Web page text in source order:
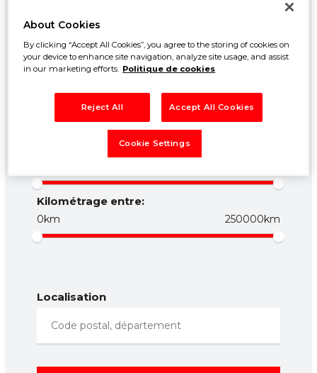
Prix entre:
50000€
Kilométrage entre:
0km 250000km
Localisation
About Cookies
By clicking “Accept All Cookies”, you agree to the storing of cookies on
your device to enhance site navigation, analyze site usage, and assist
in our marketing efforts. Politique de cookies
Reject All Accept All Cookies
Cookie Settings